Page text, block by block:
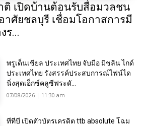
ติ เปิดบ้านต้อนรับสื่อมวลชน
าศัยชลบุรี เชื่อมโอกาสการมี
ร...
พรูเด็นเชียล ประเทศไทย จับมือ มิชลิน ไกด์
ประเทศไทย รังสรรค์ประสบการณ์ไฟน์ได
นิ่งสุดเอ็กซ์คลูซีฟระดั...
07/08/2026 | 11:30 am
ทีทีบี เปิดตัวบัตรเครดิต ttb absolute โฉม